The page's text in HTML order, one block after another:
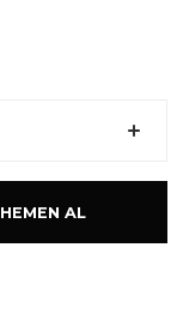
HEMEN AL